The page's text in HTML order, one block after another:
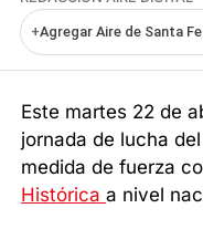
+Agregar Aire de Santa
Este martes 22 de
jornada de lucha
medida de fuerza
Históricaa nivel